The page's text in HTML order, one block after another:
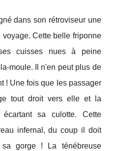
dans son rétroviseur une
Cette belle friponne
cuisses nues à peine
moule. Il n'en peut plus de
! Une fois que les passager
tout droit vers elle et la
sa culotte. Cette
infernal, du coup il doit
sa gorge ! La ténébreuse